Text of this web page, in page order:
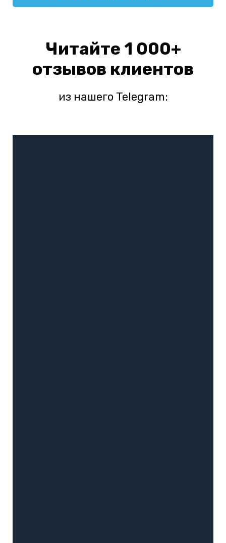
Читайте 1 000+
отзывов клиентов
из нашего Telegram: